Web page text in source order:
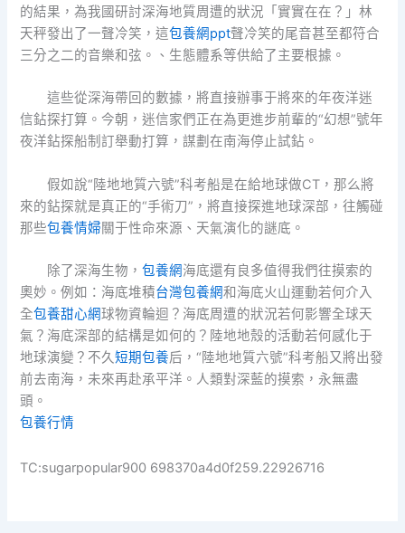
的結果，為我國研討深海地質周遭的狀況「實實在在？」林
天秤發出了一聲冷笑，這包養網ppt聲冷笑的尾音甚至都符合
三分之二的音樂和弦。、生態體系等供給了主要根據。
這些從深海帶回的數據，將直接辦事于將來的年夜洋迷
信鉆探打算。今朝，迷信家們正在為更進步前輩的“幻想”號年
夜洋鉆探船制訂舉動打算，謀劃在南海停止試鉆。
假如說“陸地地質六號”科考船是在給地球做CT，那么將
來的鉆探就是真正的“手術刀”，將直接探進地球深部，往觸碰
那些包養情婦關于性命來源、天氣演化的謎底。
除了深海生物， 包養網海底還有良多值得我們往摸索的
奧妙。例如：海底堆積台灣包養網和海底火山運動若何介入
全包養甜心網球物資輪迴？海底周遭的狀況若何影響全球天
氣？海底深部的結構是如何的？陸地地殼的活動若何感化于
地球演變？不久短期包養后，“陸地地質六號”科考船又將出發
前去南海，未來再赴承平洋。人類對深藍的摸索，永無盡
頭。
包養行情
TC:sugarpopular900 698370a4d0f259.22926716